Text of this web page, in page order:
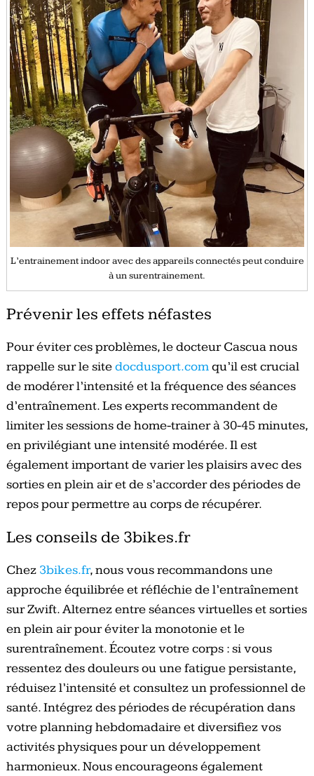
L’entrainement indoor avec des appareils connectés peut conduire
à un surentrainement.
Prévenir les effets néfastes
Pour éviter ces problèmes, le docteur Cascua nous
rappelle sur le sitedocdusport.comqu’il est crucial
de modérer l’intensité et la fréquence des séances
d’entraînement. Les experts recommandent de
limiter les sessions de home-trainer à 30-45 minutes,
en privilégiant une intensité modérée. Il est
également important de varier les plaisirs avec des
sorties en plein air et de s’accorder des périodes de
repos pour permettre au corps de récupérer.
Les conseils de 3bikes.fr
Chez 3bikes.fr, nous vous recommandons une
approche équilibrée et réfléchie de l’entraînement
sur Zwift. Alternez entre séances virtuelles et sorties
en plein air pour éviter la monotonie et le
surentraînement. Écoutez votre corps : si vous
ressentez des douleurs ou une fatigue persistante,
réduisez l’intensité et consultez un professionnel de
santé. Intégrez des périodes de récupération dans
votre planning hebdomadaire et diversifiez vos
activités physiques pour un développement
harmonieux. Nous encourageons également